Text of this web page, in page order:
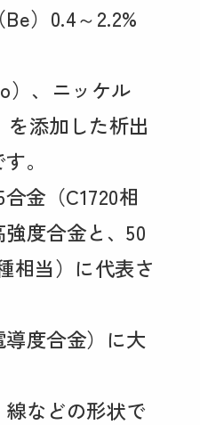
）0.4～2.2%
）、ニッケル
を添加した析出
。
金（C1720相
度合金と、50
相当）に代表さ
度合金）に大
などの形状で